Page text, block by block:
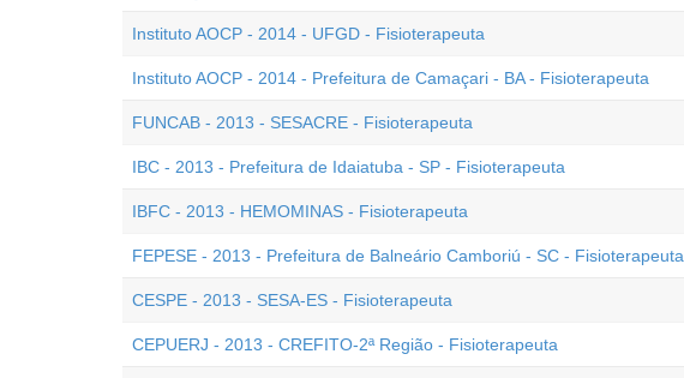
Instituto AOCP - 2014 - UFGD - Fisioterapeuta
Instituto AOCP - 2014 - Prefeitura de Camaçari - BA - Fisioterapeuta
FUNCAB - 2013 - SESACRE - Fisioterapeuta
IBC - 2013 - Prefeitura de Idaiatuba - SP - Fisioterapeuta
IBFC - 2013 - HEMOMINAS - Fisioterapeuta
FEPESE - 2013 - Prefeitura de Balneário Camboriú - SC - Fisioterapeuta
CESPE - 2013 - SESA-ES - Fisioterapeuta
CEPUERJ - 2013 - CREFITO-2ª Região - Fisioterapeuta